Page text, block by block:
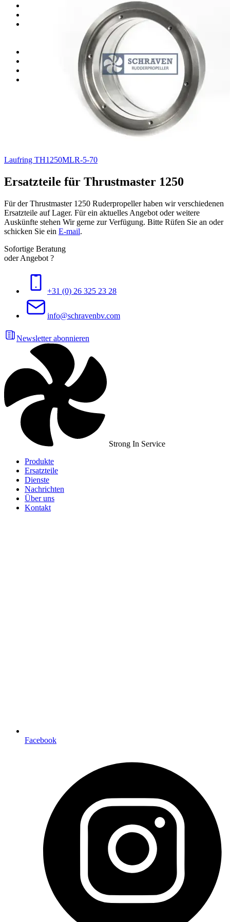
Ersatzteile für Jastram thrusters
Ersatzteile für ZF (HRP) thrusters
Ersatzteile für Thrustmaster Thrusters
Ersatzteile für Thrustmaster 1250
Ersatzteile für Thrustmaster 1500
Kupplung Ersatzteile
Lagerbestand Dichtungen
Laufring TH1250MLR-5-70
Ersatzteile für Thrustmaster 1250
Für der Thrustmaster 1250 Ruderpropeller haben wir verschiedenen
Ersatzteile auf Lager. Für ein aktuelles Angebot oder weitere
Auskünfte stehen Wir gerne zur Verfügung. Bitte Rüfen Sie an oder
schicken Sie ein E-mail.
Sofortige Beratung
oder Angebot ?
+31 (0) 26 325 23 28
info@schravenbv.com
Newsletter abonnieren
Strong In Service
Produkte
Ersatzteile
Dienste
Nachrichten
Über uns
Kontakt
Facebook